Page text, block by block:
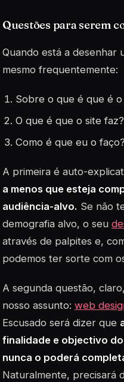
Questões para serem
Quando está a desenhar
mesmo frequentemente:
Sobre o que é que é o
O que é que o site faz?
Como é que eu o faço?
A primeira é auto-
a menos que esteja
audiência-alvo. Se não
demografia alvo, o seu
através de palpites e,
podemos ter sorte com
A segunda questão,
nosso assunto: web
Escusado será dizer que
finalidade e objectivo
nunca o poderá
Naturalmente, precisará